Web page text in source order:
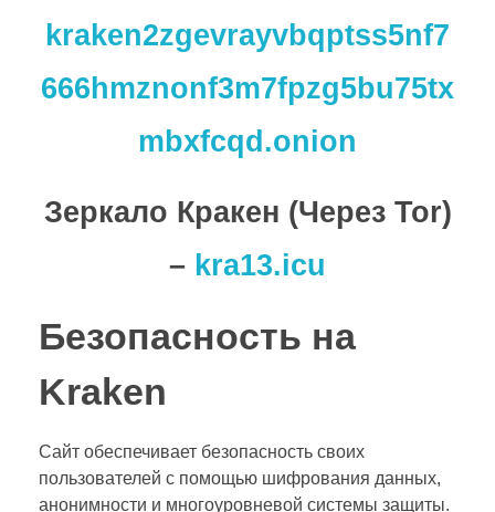
kraken2zgevrayvbqptss5nf7
666hmznonf3m7fpzg5bu75tx
mbxfcqd.onion
Зеркало Кракен (Через Tor)
– kra13.icu
Безопасность на
Kraken
Сайт обеспечивает безопасность своих
пользователей с помощью шифрования данных,
анонимности и многоуровневой системы защиты.